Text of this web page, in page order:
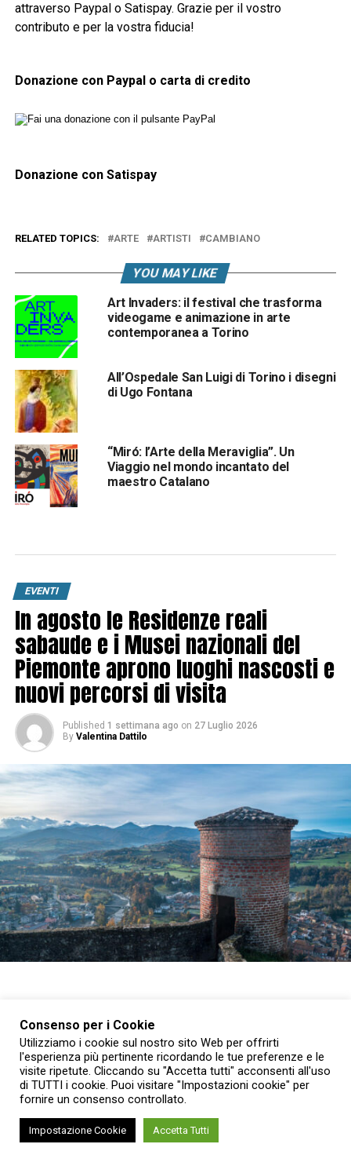
attraverso Paypal o Satispay. Grazie per il vostro
contributo e per la vostra fiducia!
Donazione con Paypal o carta di credito
Donazione con Satispay
RELATED TOPICS: ARTE ARTISTI CAMBIANO
YOU MAY LIKE
Art Invaders: il festival che trasforma
videogame e animazione in arte
contemporanea a Torino
All’Ospedale San Luigi di Torino i disegni
di Ugo Fontana
“Miró: l’Arte della Meraviglia”. Un
Viaggio nel mondo incantato del
maestro Catalano
EVENTI
In agosto le Residenze reali
sabaude e i Musei nazionali del
Piemonte aprono luoghi nascosti e
nuovi percorsi di visita
Published 1 settimana ago on 27 Luglio 2026
By Valentina Dattilo
Quello di agosto sarà il mese per scoprire i luoghi meno
conosciuti e il patrimonio delle Residenze sabaude e dei
Musei nazionali del Piemonte attraverso un programma di
visite straordinarie, mostre, concerti e spettacoli.
Tra gli appuntamenti
Consenso per i Cookie
Utilizziamo i cookie sul nostro sito Web per offrirti
l'esperienza più pertinente ricordando le tue preferenze e le
visite ripetute. Cliccando su "Accetta tutti" acconsenti all'uso
di TUTTI i cookie. Puoi visitare "Impostazioni cookie" per
fornire un consenso controllato.
Impostazione Cookie Accetta Tutti